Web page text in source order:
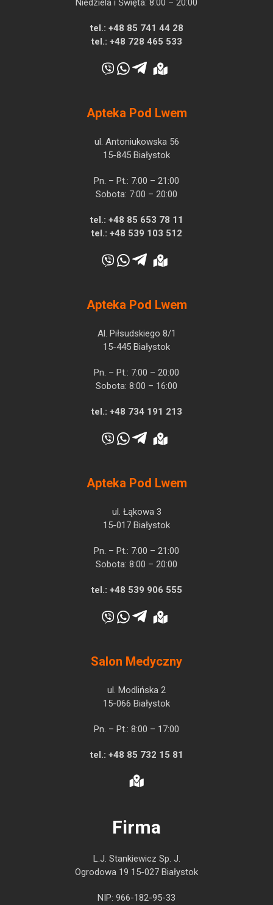
Niedziela i Święta: 8:00 – 20:00
tel.: +48 85 741 44 28
tel.: +48 728 465 533
Apteka Pod Lwem
ul. Antoniukowska 56
15-845 Białystok
Pn. – Pt.: 7:00 – 21:00
Sobota: 7:00 – 20:00
tel.: +48 85 653 78 11
tel.: +48 539 103 512
Apteka Pod Lwem
Al. Piłsudskiego 8/1
15-445 Białystok
Pn. – Pt.: 7:00 – 20:00
Sobota: 8:00 – 16:00
tel.: +48 734 191 213
Apteka Pod Lwem
ul. Łąkowa 3
15-017 Białystok
Pn. – Pt.: 7:00 – 21:00
Sobota: 8:00 – 20:00
tel.: +48 539 906 555
Salon Medyczny
ul. Modlińska 2
15-066 Białystok
Pn. – Pt.: 8:00 – 17:00
tel.: +48 85 732 15 81
Firma
L.J. Stankiewicz Sp. J.
Ogrodowa 19 15-027 Białystok
NIP: 966-182-95-33